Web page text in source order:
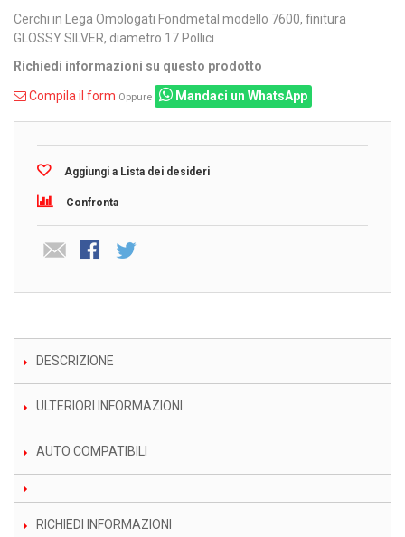
Cerchi in Lega Omologati Fondmetal modello 7600, finitura
GLOSSY SILVER, diametro 17 Pollici
Richiedi informazioni su questo prodotto
Compila il form Oppure Mandaci un WhatsApp
Aggiungi a Lista dei desideri
Confronta
DESCRIZIONE
ULTERIORI INFORMAZIONI
AUTO COMPATIBILI
RICHIEDI INFORMAZIONI